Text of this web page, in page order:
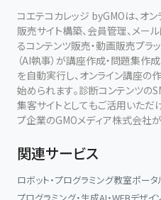
コエテコカレッジ byGMOは、オ
販売サイト構築、会員管理、メー
るコンテンツ販売・動画販売プラ
（AI執事）が講座作成・問題集作
を自動実行し、オンライン講座の
始められます。診断コンテンツの
集客サイトとしてもご活用いただ
プ企業のGMOメディア株式会社が
関連サービス
ロボット・プログラミング教室ポータ